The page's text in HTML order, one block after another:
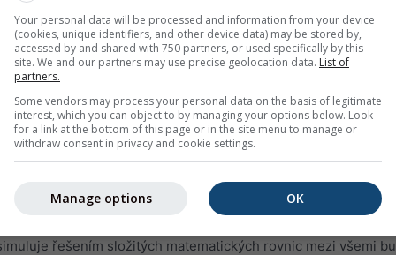
Za takových podmínek je riziko chyby vysoké a je třeba k nim
případech takové situace nezachytí ani různé modely.
procesy. Model počasí rozděluje svět nebo region na malé
je přibližně 4 km až 40 km široká a 100 m až 2 km
vrstev a sahají hluboko do stratosféry až do 10-25 hPa
řešením složitých matematických rovnic mezi všemi
Your personal data will be processed and information from your device
(cookies, unique identifiers, and other device data) may be stored by,
accessed by and shared with 750 partners, or used specifically by this
site. We and our partners may use precise geolocation data. List of
partners.
Some vendors may process your personal data on the basis of legitimate
interest, which you can object to by managing your options below. Look
for a link at the bottom of this page or in the site menu to manage or
withdraw consent in privacy and cookie settings.
OK
Manage options